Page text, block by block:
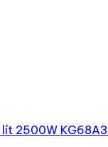
2500W KG68A3